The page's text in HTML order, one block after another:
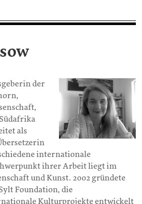
der
als
internationale
ihrer Arbeit liegt im
und Kunst. 2002 gründete
Foundation, die
Kulturprojekte entwickelt